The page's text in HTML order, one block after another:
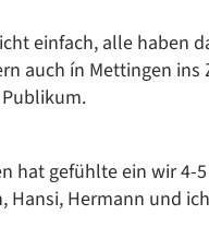
einfach, alle haben
auch ín Mettingen ins
hat gefühlte ein wir 4-
Hansi, Hermann und